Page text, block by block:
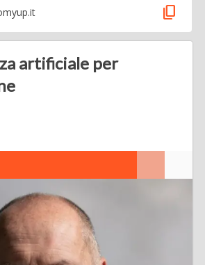
content_copy
artificiale per